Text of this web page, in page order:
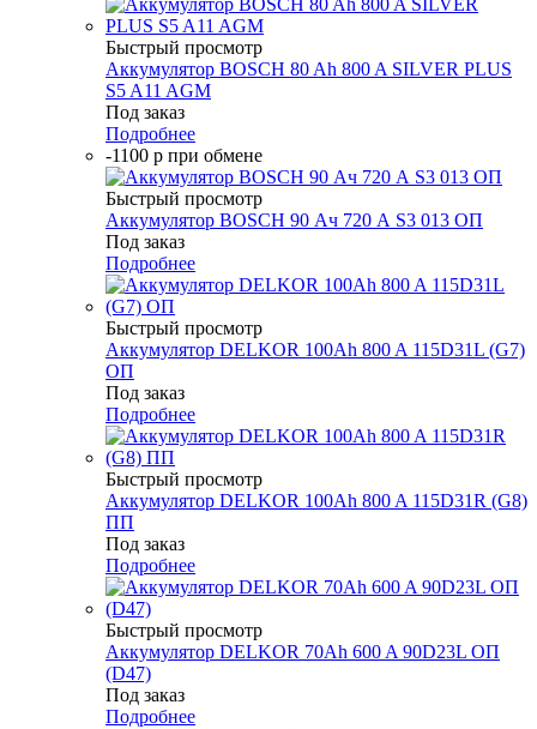
Быстрый просмотр
Аккумулятор BOSCH 80 Ah 800 A SILVER PLUS
S5 A11 AGM
Под заказ
Подробнее
-1100 р при обмене
Быстрый просмотр
Аккумулятор BOSCH 90 Ач 720 А S3 013 ОП
Под заказ
Подробнее
Быстрый просмотр
Аккумулятор DELKOR 100Ah 800 A 115D31L (G7)
ОП
Под заказ
Подробнее
Быстрый просмотр
Аккумулятор DELKOR 100Ah 800 A 115D31R (G8)
ПП
Под заказ
Подробнее
Быстрый просмотр
Аккумулятор DELKOR 70Ah 600 A 90D23L ОП
(D47)
Под заказ
Подробнее